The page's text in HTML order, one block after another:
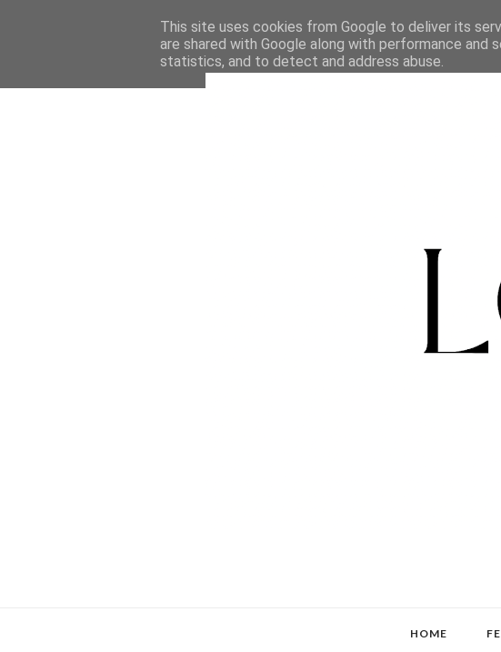
HOME
This site uses cookies from Google to deliver its
are shared with Google along with performance
statistics, and to detect and address abuse.